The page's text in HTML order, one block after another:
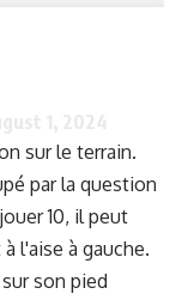
sur le terrain.
par la question
10, il peut
l'aise à gauche.
son pied